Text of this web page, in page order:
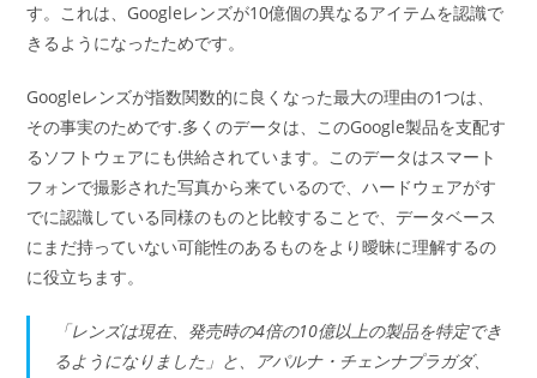
す。これは、Googleレンズが10億個の異なるアイテムを認識で
きるようになったためです。
Googleレンズが指数関数的に良くなった最大の理由の1つは、
その事実のためです.多くのデータは、このGoogle製品を支配す
るソフトウェアにも供給されています。このデータはスマート
フォンで撮影された写真から来ているので、ハードウェアがす
でに認識している同様のものと比較することで、データベース
にまだ持っていない可能性のあるものをより曖昧に理解するの
に役立ちます。
「レンズは現在、発売時の4倍の10億以上の製品を特定でき
るようになりました」と、アパルナ・チェンナプラガダ、